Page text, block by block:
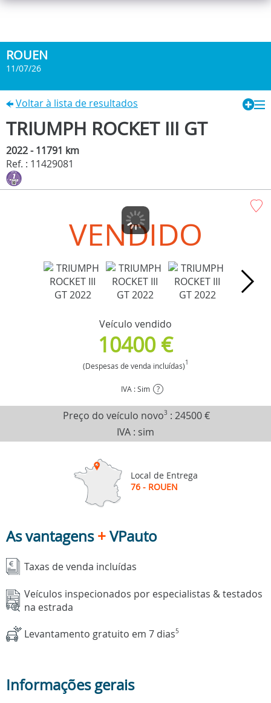
ROUEN
11/07/26
Voltar à lista de resultados
TRIUMPH ROCKET III GT
2022 - 11791 km
Ref. : 11429081
VENDIDO
Veículo vendido
10400 €
(Despesas de venda incluídas)1
IVA : Sim ?
Preço do veículo novo3 : 24500 €
IVA : sim
Local de Entrega
76 - ROUEN
As vantagens+VPauto
Taxas de venda incluídas
Veículos inspecionados por especialistas & testados
na estrada
Levantamento gratuito em 7 dias5
Informações gerais